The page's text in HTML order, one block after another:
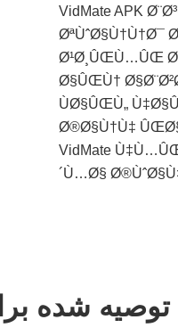
VidMate APK
ØªÙˆØ§Ù†Ù†Ø¯
Ø¹Ø¸ÛŒÙ…ÛŒ
Ø§ÛŒÙ†
ÙØ§ÛŒÙ„
Ø®Ø§Ù†Ù‡
VidMate
´Ù…Ø§
توصیه شده